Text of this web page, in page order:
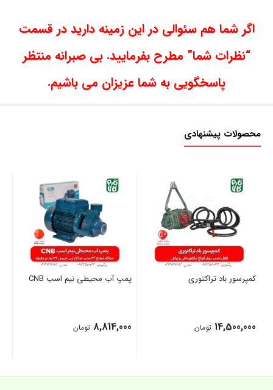
اگر شما هم سئوالی در این زمینه دارید در قسمت
“نظرات شما” مطرح بفرمایید. بی صبرانه منتظر
پاسخگویی به شما عزیزان می باشیم.
محصولات پیشنهادی
کمپرسور باد تراکتوری
14,500,000 تومان
پمپ آب محیطی نیم اسب CNB
8,814,000 تومان